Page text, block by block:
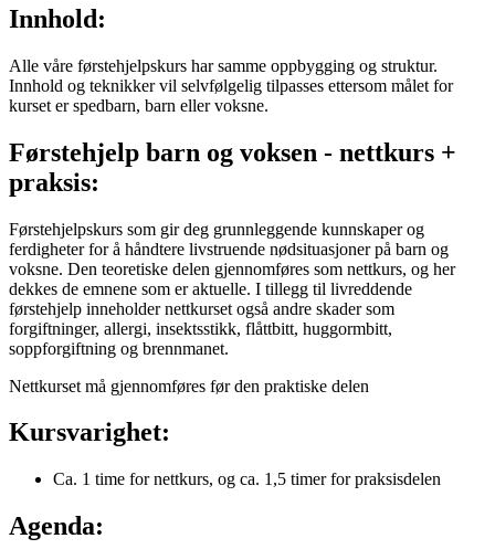
Innhold:
Alle våre førstehjelpskurs har samme oppbygging og struktur.
Innhold og teknikker vil selvfølgelig tilpasses ettersom målet for
kurset er spedbarn, barn eller voksne.
Førstehjelp barn og voksen - nettkurs +
praksis:
Førstehjelpskurs som gir deg grunnleggende kunnskaper og
ferdigheter for å håndtere livstruende nødsituasjoner på barn og
voksne. Den teoretiske delen gjennomføres som nettkurs, og her
dekkes de emnene som er aktuelle. I tillegg til livreddende
førstehjelp inneholder nettkurset også andre skader som
forgiftninger, allergi, insektsstikk, flåttbitt, huggormbitt,
soppforgiftning og brennmanet.
Nettkurset må gjennomføres før den praktiske delen
Kursvarighet:
Ca. 1 time for nettkurs, og ca. 1,5 timer for praksisdelen
Agenda: